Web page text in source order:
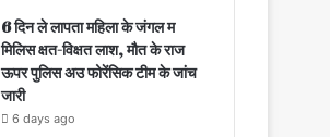
6 दिन ले लापता महिला के जंगल म
मिलिस क्षत-विक्षत लाश, मौत के राज
ऊपर पुलिस अउ फोरेंसिक टीम के जांच
जारी
6 days ago